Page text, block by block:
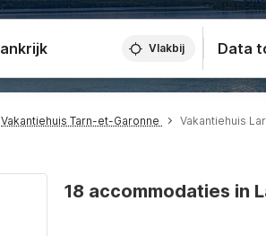
Vlakbij Data
Vakantiehuis Tarn-et-Garonne Vakantiehuis
18 accommodaties in